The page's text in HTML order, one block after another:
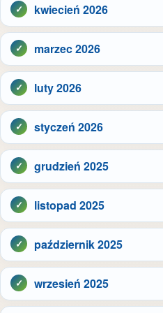
kwiecień 2026
marzec 2026
luty 2026
styczeń 2026
grudzień 2025
listopad 2025
październik 2025
wrzesień 2025